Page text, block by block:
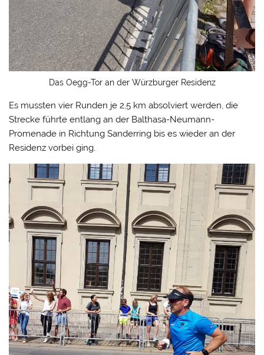
Das Oegg-Tor an der Würzburger Residenz
Es mussten vier Runden je 2,5 km absolviert werden, die
Strecke führte entlang an der Balthasa-Neumann-
Promenade in Richtung Sanderring bis es wieder an der
Residenz vorbei ging.